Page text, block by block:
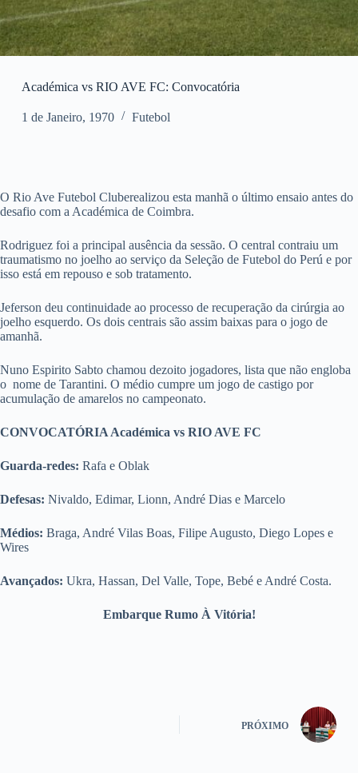
Académica vs RIO AVE FC: Convocatória
1 de Janeiro, 1970 Futebol
O Rio Ave Futebol Cluberealizou esta manhã o último ensaio antes do
desafio com a Académica de Coimbra.
Rodriguez foi a principal ausência da sessão. O central contraiu um
traumatismo no joelho ao serviço da Seleção de Futebol do Perú e por
isso está em repouso e sob tratamento.
Jeferson deu continuidade ao processo de recuperação da cirúrgia ao
joelho esquerdo. Os dois centrais são assim baixas para o jogo de
amanhã.
Nuno Espirito Sabto chamou dezoito jogadores, lista que não engloba
o nome de Tarantini. O médio cumpre um jogo de castigo por
acumulação de amarelos no campeonato.
CONVOCATÓRIA Académica vs RIO AVE FC
Guarda-redes: Rafa e Oblak
Defesas: Nivaldo, Edimar, Lionn, André Dias e Marcelo
Médios: Braga, André Vilas Boas, Filipe Augusto, Diego Lopes e
Wires
Avançados: Ukra, Hassan, Del Valle, Tope, Bebé e André Costa.
Embarque Rumo À Vitória!
PRÓXIMO